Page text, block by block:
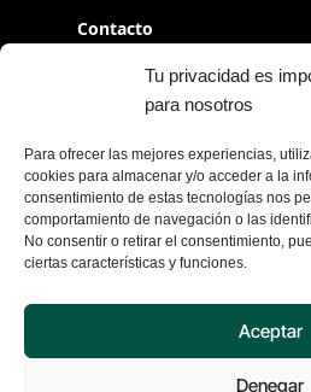
Tu privacidad es
para nosotros
Para ofrecer las mejores experiencias,
cookies para almacenar y/o acceder a la
consentimiento de estas tecnologías nos
comportamiento de navegación o las
No consentir o retirar el consentimiento,
ciertas características y funciones.
Aceptar
Denegar
Contacto
+34 917 080 550
info@excelia.com
Paseo del Club Deportivo,
Finca, 1, Edificio 11, 28223
Ver todas las oficinas →
© 2026 Excelia. Todos los